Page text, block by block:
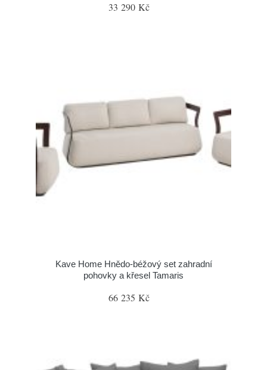
33 290 Kč
Kave Home Hnědo-béžový set zahradní
pohovky a křesel Tamaris
66 235 Kč